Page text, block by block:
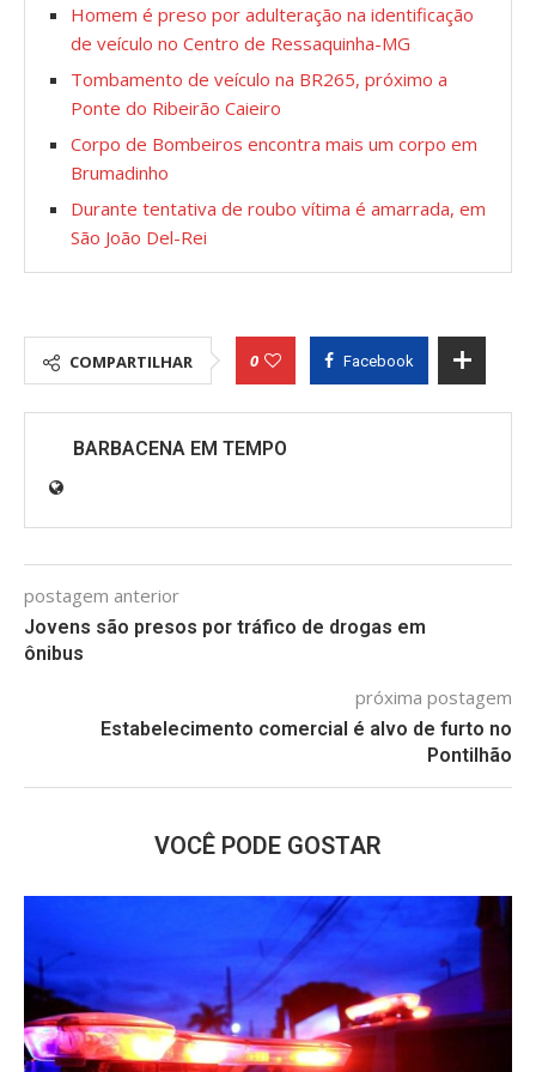
Homem é preso por adulteração na identificação
de veículo no Centro de Ressaquinha-MG
Tombamento de veículo na BR265, próximo a
Ponte do Ribeirão Caieiro
Corpo de Bombeiros encontra mais um corpo em
Brumadinho
Durante tentativa de roubo vítima é amarrada, em
São João Del-Rei
COMPARTILHAR 0 Facebook
BARBACENA EM TEMPO
postagem anterior
Jovens são presos por tráfico de drogas em
ônibus
próxima postagem
Estabelecimento comercial é alvo de furto no
Pontilhão
VOCÊ PODE GOSTAR